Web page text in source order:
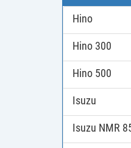
Hino
Hino 300
Hino 500
Isuzu
Isuzu NMR